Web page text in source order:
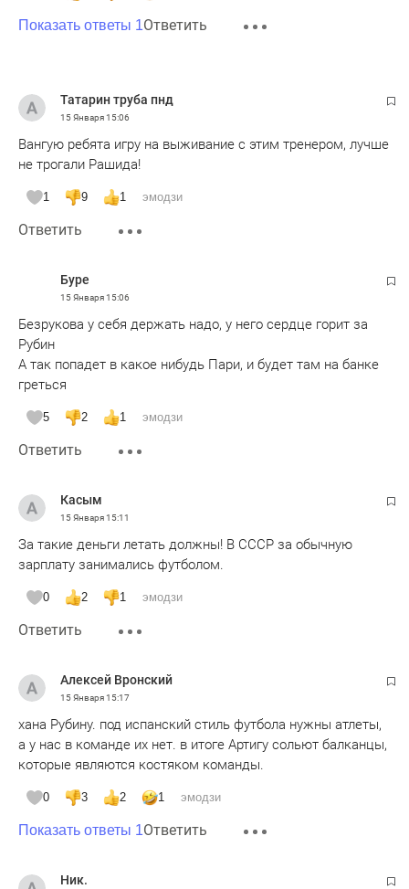
Показать ответы 1Ответить
Татарин труба пнд
15 Января15:06
Вангую ребята игру на выживание с этим тренером, лучше
не трогали Рашида!
1 9 1 эмодзи
Ответить
Буре
15 Января15:06
Безрукова у себя держать надо, у него сердце горит за
Рубин
А так попадет в какое нибудь Пари, и будет там на банке
греться
5 2 1 эмодзи
Ответить
Касым
15 Января15:11
За такие деньги летать должны! В СССР за обычную
зарплату занимались футболом.
0 2 1 эмодзи
Ответить
Алексей Вронский
15 Января15:17
хана Рубину. под испанский стиль футбола нужны атлеты,
а у нас в команде их нет. в итоге Артигу сольют балканцы,
которые являются костяком команды.
0 3 2 1 эмодзи
Показать ответы 1Ответить
Ник.